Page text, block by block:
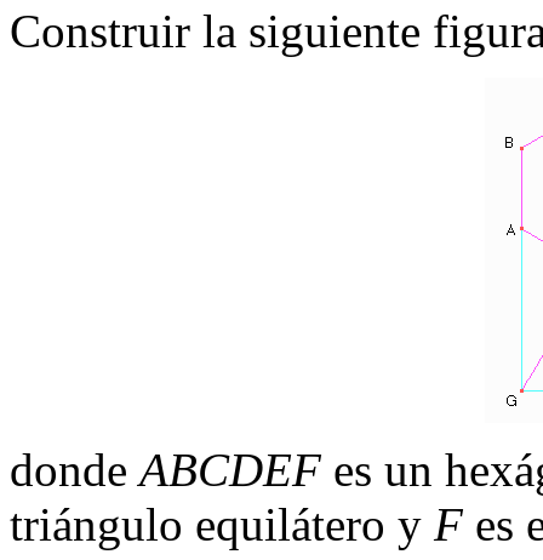
Construir la siguiente
dondeABCDEF es un
triángulo equilátero y F es